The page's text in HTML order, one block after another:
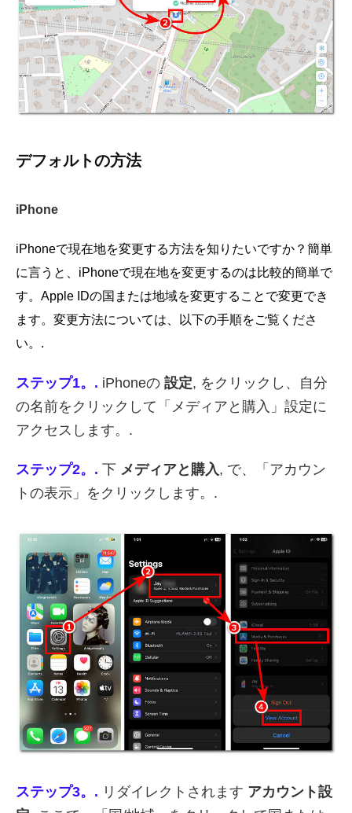
デフォルトの方法
iPhone
iPhoneで現在地を変更する方法を知りたいですか？簡単
に言うと、iPhoneで現在地を変更するのは比較的簡単で
す。Apple IDの国または地域を変更することで変更でき
ます。変更方法については、以下の手順をご覧くださ
い。.
ステップ1。. iPhoneの 設定, をクリックし、自分
の名前をクリックして「メディアと購入」設定に
アクセスします。.
ステップ2。. 下 メディアと購入, で、「アカウン
トの表示」をクリックします。.
ステップ3。. リダイレクトされます アカウント設